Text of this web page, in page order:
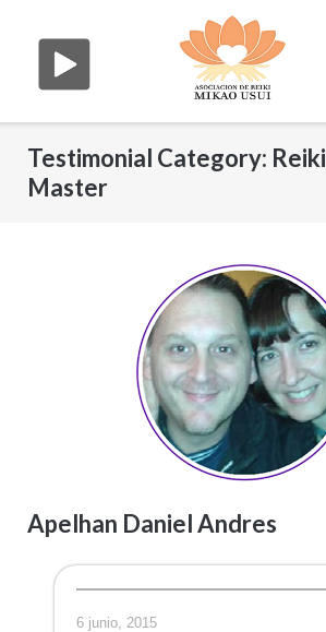
contenido
Testimonial Category: Reiki
Master
Apelhan Daniel Andres
6 junio, 2015